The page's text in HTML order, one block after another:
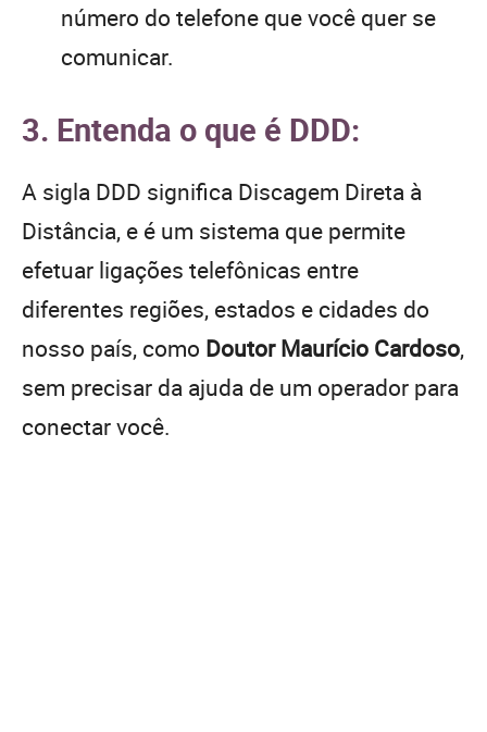
número do telefone que você quer se
comunicar.
3. Entenda o que é DDD:
A sigla DDD significa Discagem Direta à
Distância, e é um sistema que permite
efetuar ligações telefônicas entre
diferentes regiões, estados e cidades do
nosso país, como Doutor Maurício Cardoso,
sem precisar da ajuda de um operador para
conectar você.